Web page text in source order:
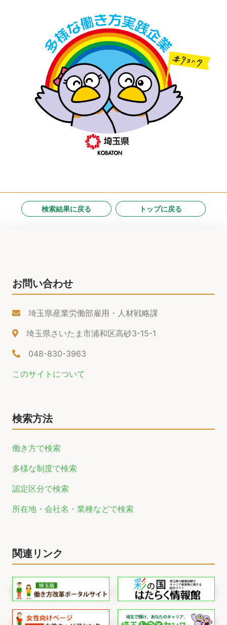
検索結果に戻る トップに戻る
お問い合わせ
埼玉県産業労働部雇用・人材戦略課
埼玉県さいたま市浦和区高砂3-15-1
048-830-3963
このサイトについて
検索方法
働き方で検索
多様な制度で検索
認定区分で検索
所在地・会社名・業種などで検索
関連リンク